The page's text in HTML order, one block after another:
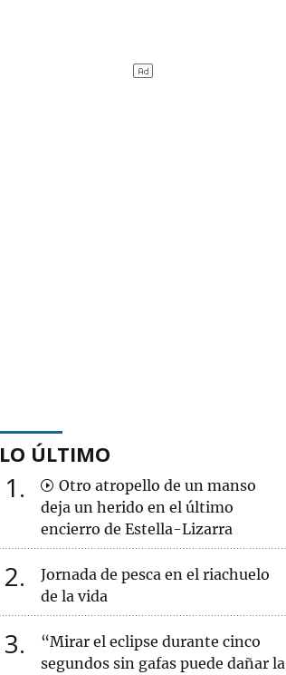
LO ÚLTIMO
1
Otro atropello de un manso
deja un herido en el último
encierro de Estella-Lizarra
2
Jornada de pesca en el riachuelo
de la vida
3
“Mirar el eclipse durante cinco
segundos sin gafas puede dañar la